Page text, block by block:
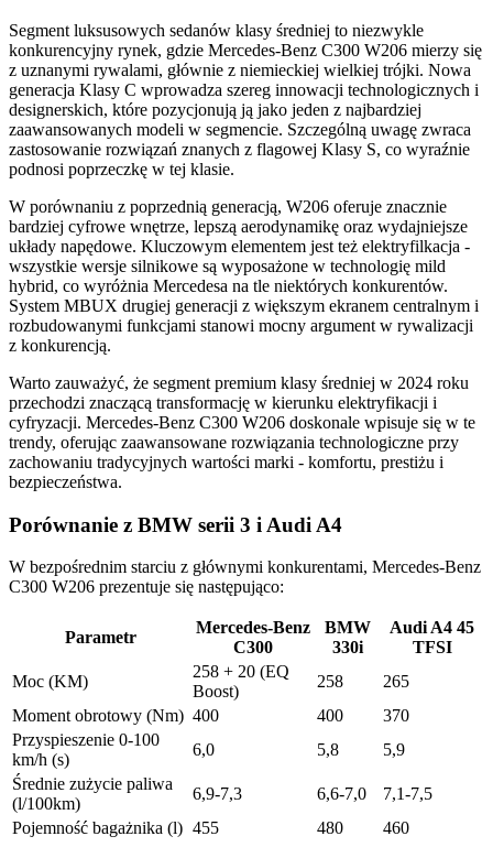
Segment luksusowych sedanów klasy średniej to niezwykle
konkurencyjny rynek, gdzie Mercedes-Benz C300 W206 mierzy się
z uznanymi rywalami, głównie z niemieckiej wielkiej trójki. Nowa
generacja Klasy C wprowadza szereg innowacji technologicznych i
designerskich, które pozycjonują ją jako jeden z najbardziej
zaawansowanych modeli w segmencie. Szczególną uwagę zwraca
zastosowanie rozwiązań znanych z flagowej Klasy S, co wyraźnie
podnosi poprzeczkę w tej klasie.
W porównaniu z poprzednią generacją, W206 oferuje znacznie
bardziej cyfrowe wnętrze, lepszą aerodynamikę oraz wydajniejsze
układy napędowe. Kluczowym elementem jest też elektryfilkacja -
wszystkie wersje silnikowe są wyposażone w technologię mild
hybrid, co wyróżnia Mercedesa na tle niektórych konkurentów.
System MBUX drugiej generacji z większym ekranem centralnym i
rozbudowanymi funkcjami stanowi mocny argument w rywalizacji
z konkurencją.
Warto zauważyć, że segment premium klasy średniej w 2024 roku
przechodzi znaczącą transformację w kierunku elektryfikacji i
cyfryzacji. Mercedes-Benz C300 W206 doskonale wpisuje się w te
trendy, oferując zaawansowane rozwiązania technologiczne przy
zachowaniu tradycyjnych wartości marki - komfortu, prestiżu i
bezpieczeństwa.
Porównanie z BMW serii 3 i Audi A4
W bezpośrednim starciu z głównymi konkurentami, Mercedes-Benz
C300 W206 prezentuje się następująco:
Parametr
Mercedes-Benz
C300
BMW
330i
Audi A4 45
TFSI
Moc (KM)
258 + 20 (EQ
Boost)
258
265
Moment obrotowy (Nm) 400 400
370
Przyspieszenie 0-100
km/h (s)
6,0 5,8
5,9
Średnie zużycie paliwa
(l/100km)
6,9-7,3 6,6-7,0
7,1-7,5
Pojemność bagażnika (l) 455 480 460